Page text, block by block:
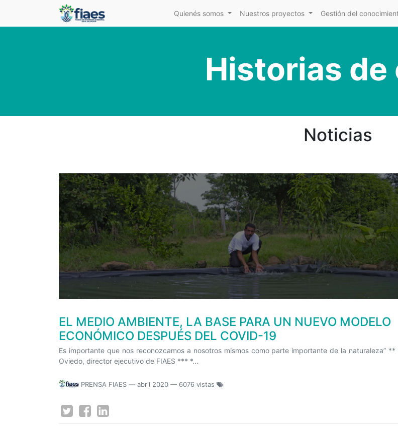
Quienés somos Nuestros proyectos Gestión del
Historias de
Noticias
EL MEDIO AMBIENTE, LA BASE PARA UN NUEVO MODELO
ECONÓMICO DESPUÉS DEL COVID-19
Es importante que nos reconozcamos a nosotros mismos como parte importante de la naturaleza”
Oviedo, director ejecutivo de FIAES *** *...
PRENSA FIAES — abril 2020 — 6076 vistas